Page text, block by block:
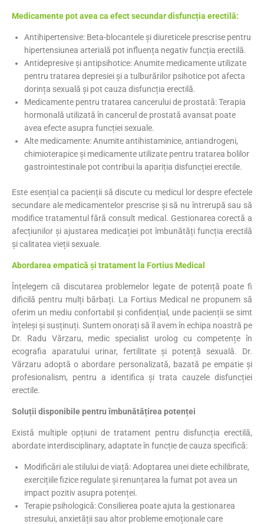
Medicamente pot avea ca efect secundar disfuncția erectilă:
Antihipertensive: Beta-blocantele și diureticele prescrise pentru
hipertensiunea arterială pot influența negativ funcția erectilă. ​
Antidepresive și antipsihotice: Anumite medicamente utilizate
pentru tratarea depresiei și a tulburărilor psihotice pot afecta
dorința sexuală și pot cauza disfuncția erectilă.
Medicamente pentru tratarea cancerului de prostată: Terapia
hormonală utilizată în cancerul de prostată avansat poate
avea efecte asupra funcției sexuale. ​
Alte medicamente: Anumite antihistaminice, antiandrogeni,
chimioterapice și medicamente utilizate pentru tratarea bolilor
gastrointestinale pot contribui la apariția disfuncției erectile.
Este esențial ca pacienții să discute cu medicul lor despre efectele
secundare ale medicamentelor prescrise și să nu întrerupă sau să
modifice tratamentul fără consult medical. Gestionarea corectă a
afecțiunilor și ajustarea medicației pot îmbunătăți funcția erectilă
și calitatea vieții sexuale.
Abordarea empatică și tratament la Fortius Medical
Înțelegem că discutarea problemelor legate de potență poate fi
dificilă pentru mulți bărbați. La Fortius Medical ne propunem să
oferim un mediu confortabil și confidențial, unde pacienții se simt
înțeleși și susținuți. Suntem onorați să îl avem în echipa noastră pe
Dr. Radu Vărzaru, medic specialist urolog cu competențe în
ecografia aparatului urinar, fertilitate și potență sexuală. Dr.
Vărzaru adoptă o abordare personalizată, bazată pe empatie și
profesionalism, pentru a identifica și trata cauzele disfuncției
erectile.​
Soluții disponibile pentru îmbunătățirea potenței
Există multiple opțiuni de tratament pentru disfuncția erectilă,
abordate interdisciplinary, adaptate în funcție de cauza specifică:​
Modificări ale stilului de viață: Adoptarea unei diete echilibrate,
exercițiile fizice regulate și renunțarea la fumat pot avea un
impact pozitiv asupra potenței.
Terapie psihologică: Consilierea poate ajuta la gestionarea
stresului, anxietății sau altor probleme emoționale care